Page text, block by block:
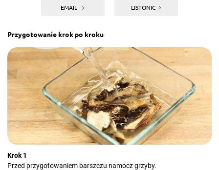
EMAIL LISTONIC
Przygotowanie krok po kroku
Krok 1
Przed przygotowaniem barszczu namocz grzyby.